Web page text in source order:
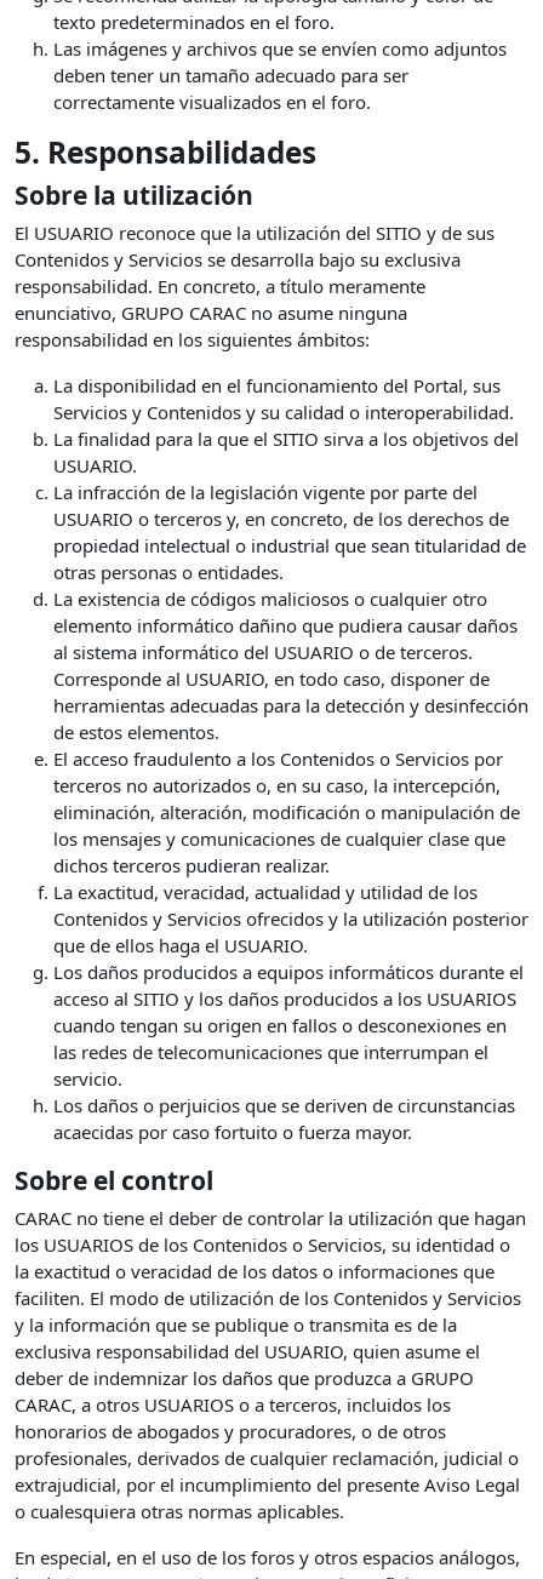
texto predeterminados en el foro.
Las imágenes y archivos que se envíen como adjuntos
deben tener un tamaño adecuado para ser
correctamente visualizados en el foro.
5. Responsabilidades
Sobre la utilización
El USUARIO reconoce que la utilización del SITIO y de sus
Contenidos y Servicios se desarrolla bajo su exclusiva
responsabilidad. En concreto, a título meramente
enunciativo, GRUPO CARAC no asume ninguna
responsabilidad en los siguientes ámbitos:
La disponibilidad en el funcionamiento del Portal, sus
Servicios y Contenidos y su calidad o interoperabilidad.
La finalidad para la que el SITIO sirva a los objetivos del
USUARIO.
La infracción de la legislación vigente por parte del
USUARIO o terceros y, en concreto, de los derechos de
propiedad intelectual o industrial que sean titularidad de
otras personas o entidades.
La existencia de códigos maliciosos o cualquier otro
elemento informático dañino que pudiera causar daños
al sistema informático del USUARIO o de terceros.
Corresponde al USUARIO, en todo caso, disponer de
herramientas adecuadas para la detección y desinfección
de estos elementos.
El acceso fraudulento a los Contenidos o Servicios por
terceros no autorizados o, en su caso, la intercepción,
eliminación, alteración, modificación o manipulación de
los mensajes y comunicaciones de cualquier clase que
dichos terceros pudieran realizar.
La exactitud, veracidad, actualidad y utilidad de los
Contenidos y Servicios ofrecidos y la utilización posterior
que de ellos haga el USUARIO.
Los daños producidos a equipos informáticos durante el
acceso al SITIO y los daños producidos a los USUARIOS
cuando tengan su origen en fallos o desconexiones en
las redes de telecomunicaciones que interrumpan el
servicio.
Los daños o perjuicios que se deriven de circunstancias
acaecidas por caso fortuito o fuerza mayor.
Sobre el control
CARAC no tiene el deber de controlar la utilización que hagan
los USUARIOS de los Contenidos o Servicios, su identidad o
la exactitud o veracidad de los datos o informaciones que
faciliten. El modo de utilización de los Contenidos y Servicios
y la información que se publique o transmita es de la
exclusiva responsabilidad del USUARIO, quien asume el
deber de indemnizar los daños que produzca a GRUPO
CARAC, a otros USUARIOS o a terceros, incluidos los
honorarios de abogados y procuradores, o de otros
profesionales, derivados de cualquier reclamación, judicial o
extrajudicial, por el incumplimiento del presente Aviso Legal
o cualesquiera otras normas aplicables.
En especial, en el uso de los foros y otros espacios análogos,